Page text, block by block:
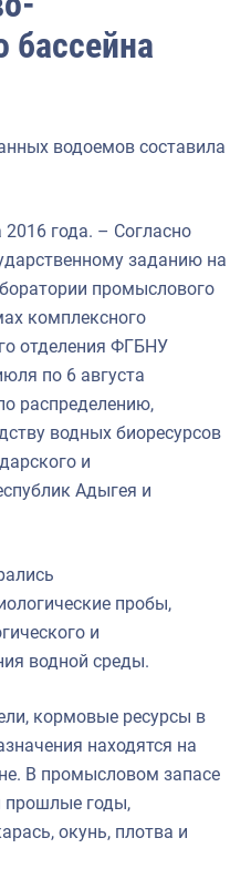
бассейна
водоемов составила
2016 года. – Согласно
заданию на
промыслового
комплексного
отделения ФГБНУ
по 6 августа
распределению,
водных биоресурсов
и
Адыгея и
пробы,
и
водной среды.
кормовые ресурсы в
находятся на
В промысловом запасе
прошлые годы,
окунь, плотва и